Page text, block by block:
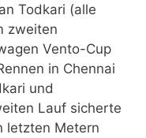
Todkari (alle
zweiten
Vento-Cup
in Chennai
und
Lauf sicherte
letzten Metern